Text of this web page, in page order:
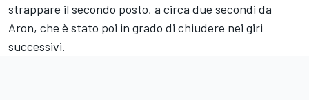
strappare il secondo posto, a circa due secondi da
Aron, che è stato poi in grado di chiudere nei giri
successivi.